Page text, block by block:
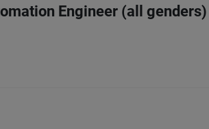
Engineer (all genders)